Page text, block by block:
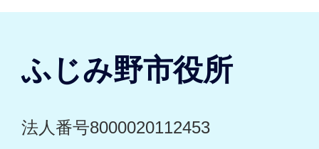
ふじみ野市役所
法人番号8000020112453